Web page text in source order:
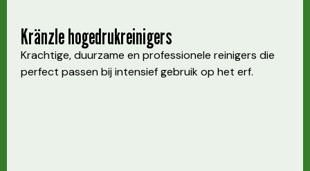
Kränzle hogedrukreinigers
Krachtige, duurzame en professionele reinigers die
perfect passen bij intensief gebruik op het erf.